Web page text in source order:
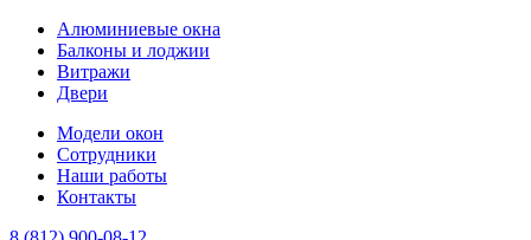
Алюминиевые окна
Балконы и лоджии
Витражи
Двери
Модели окон
Сотрудники
Наши работы
Контакты